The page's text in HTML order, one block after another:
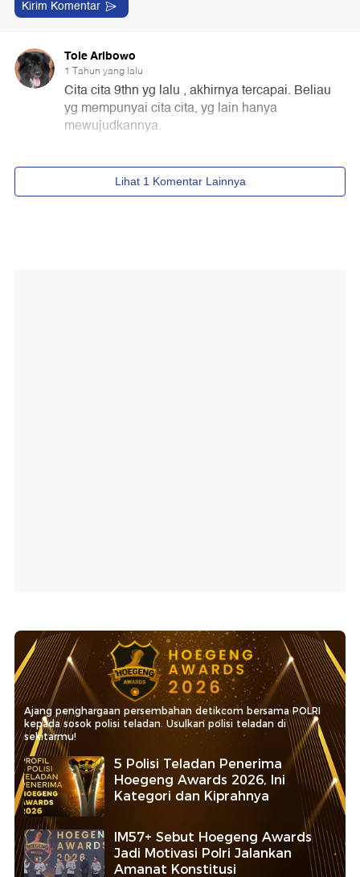
Ajang penghargaan persembahan detikcom bersama POLRI
kepada sosok polisi teladan. Usulkan polisi teladan di
sekitarmu!
5 Polisi Teladan Penerima
Hoegeng Awards 2026, Ini
Kategori dan Kiprahnya
IM57+ Sebut Hoegeng Awards
Jadi Motivasi Polri Jalankan
Amanat Konstitusi